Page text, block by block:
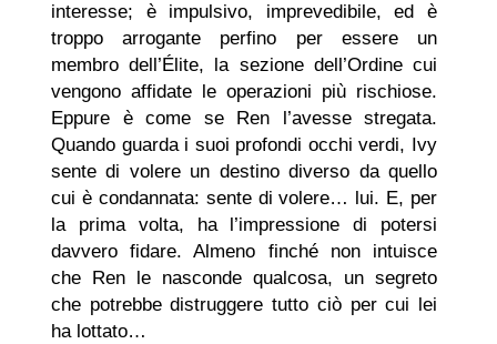
interesse; è impulsivo, imprevedibile, ed è
troppo arrogante perfino per essere un
membro dell’Élite, la sezione dell’Ordine cui
vengono affidate le operazioni più rischiose.
Eppure è come se Ren l’avesse stregata.
Quando guarda i suoi profondi occhi verdi, Ivy
sente di volere un destino diverso da quello
cui è condannata: sente di volere… lui. E, per
la prima volta, ha l’impressione di potersi
davvero fidare. Almeno finché non intuisce
che Ren le nasconde qualcosa, un segreto
che potrebbe distruggere tutto ciò per cui lei
ha lottato…